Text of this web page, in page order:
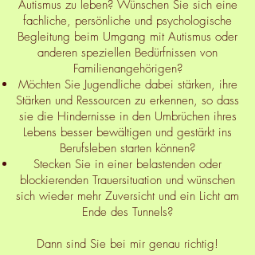
Autismus zu leben? Wünschen Sie sich eine
fachliche, persönliche und psychologische
Begleitung beim Umgang mit Autismus oder
anderen speziellen Bedürfnissen von
Familienangehörigen?
Möchten Sie Jugendliche dabei stärken, ihre
Stärken und Ressourcen zu erkennen, so dass
sie die Hindernisse in den Umbrüchen ihres
Lebens besser bewältigen und gestärkt ins
Berufsleben starten können?
Stecken Sie in einer belastenden oder
blockierenden Trauersituation und wünschen
sich wieder mehr Zuversicht und ein Licht am
Ende des Tunnels?
Dann sind Sie bei mir genau richtig!